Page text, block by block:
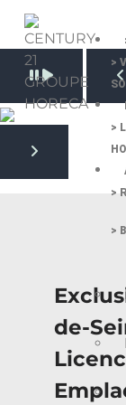
>
>
>
>
Pause
Resume
Next slide
de-